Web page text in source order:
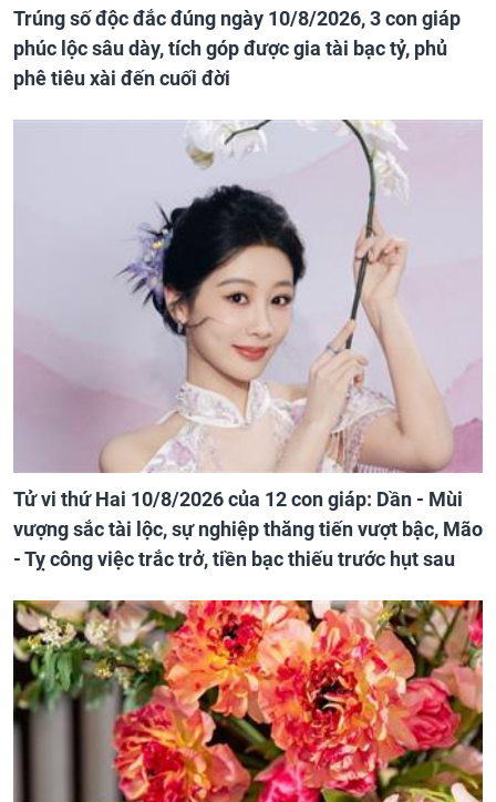
Trúng số độc đắc đúng ngày 10/8/2026, 3 con giáp
phúc lộc sâu dày, tích góp được gia tài bạc tỷ, phủ
phê tiêu xài đến cuối đời
Tử vi thứ Hai 10/8/2026 của 12 con giáp: Dần - Mùi
vượng sắc tài lộc, sự nghiệp thăng tiến vượt bậc, Mão
- Tỵ công việc trắc trở, tiền bạc thiếu trước hụt sau